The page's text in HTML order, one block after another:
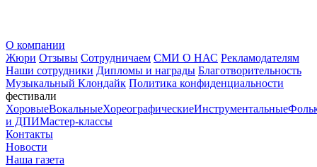
О компании
Жюри Отзывы Сотрудничаем СМИ О НАС Рекламодателям
Наши сотрудники Дипломы и награды Благотворительность
Музыкальный Клондайк Политика конфиденциальности
фестивали
ХоровыеВокальныеХореографическиеИнструментальные
и ДПИМастер-классы
Контакты
Новости
Наша газета